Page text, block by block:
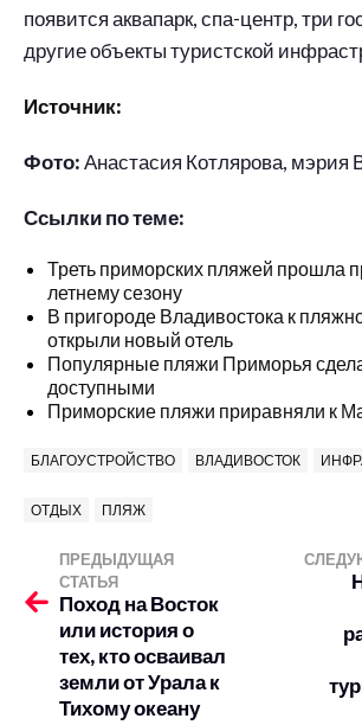
появится аквапарк, спа-центр, три
другие объекты туристской
Источник:
Фото:Анастасия Котлярова, мэрия
Ссылки по теме:
Треть приморских пляжей прошла
летнему сезону
В пригороде Владивостока к
открыли новый отель
Популярные пляжи Приморья
доступными
Приморские пляжи приравняли к
БЛАГОУСТРОЙСТВО ВЛАДИВОСТОК
ОТДЫХ ПЛЯЖ
ПРЕДЫДУЩАЯ
СТАТЬЯ
Поход на Восток
или история о
тех, кто осваивал
земли от Урала к
Тихому океану